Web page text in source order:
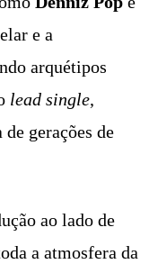
e a
arquétipos
lead single,
gerações de
ao lado de
a atmosfera da